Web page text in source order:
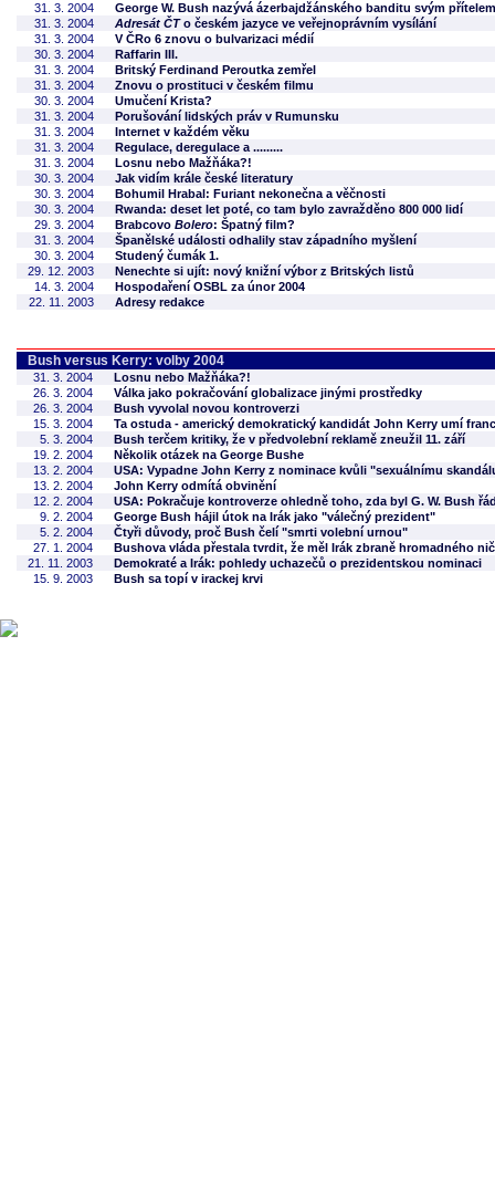
31. 3. 2004
George W. Bush nazývá ázerbajdžánského banditu svým přítelem
31. 3. 2004
Adresát ČTo českém jazyce ve veřejnoprávním vysílání
31. 3. 2004
V ČRo 6 znovu o bulvarizaci médií
30. 3. 2004
Raffarin III.
31. 3. 2004
Britský Ferdinand Peroutka zemřel
31. 3. 2004
Znovu o prostituci v českém filmu
30. 3. 2004
Umučení Krista?
31. 3. 2004
Porušování lidských práv v Rumunsku
31. 3. 2004
Internet v každém věku
31. 3. 2004
Regulace, deregulace a .........
31. 3. 2004
Losnu nebo Mažňáka?!
30. 3. 2004
Jak vidím krále české literatury
30. 3. 2004
Bohumil Hrabal: Furiant nekonečna a věčnosti
30. 3. 2004
Rwanda: deset let poté, co tam bylo zavražděno 800 000 lidí
29. 3. 2004
Brabcovo Bolero: Špatný film?
31. 3. 2004
Španělské události odhalily stav západního myšlení
30. 3. 2004
Studený čumák 1.
29. 12. 2003
Nenechte si ujít: nový knižní výbor z Britských listů
14. 3. 2004
Hospodaření OSBL za únor 2004
22. 11. 2003
Adresy redakce
Bush versus Kerry: volby 2004
31. 3. 2004
Losnu nebo Mažňáka?!
26. 3. 2004
Válka jako pokračování globalizace jinými prostředky
26. 3. 2004
Bush vyvolal novou kontroverzi
15. 3. 2004
Ta ostuda - americký demokratický kandidát John Kerry umí
5. 3. 2004
Bush terčem kritiky, že v předvolební reklamě zneužil 11. září
19. 2. 2004
Několik otázek na George Bushe
13. 2. 2004
USA: Vypadne John Kerry z nominace kvůli "sexuálnímu
13. 2. 2004
John Kerry odmítá obvinění
12. 2. 2004
USA: Pokračuje kontroverze ohledně toho, zda byl G. W. Bush
9. 2. 2004
George Bush hájil útok na Irák jako "válečný prezident"
5. 2. 2004
Čtyři důvody, proč Bush čelí "smrti volební urnou"
27. 1. 2004
Bushova vláda přestala tvrdit, že měl Irák zbraně hromadného
21. 11. 2003
Demokraté a Irák: pohledy uchazečů o prezidentskou nominaci
15. 9. 2003
Bush sa topí v irackej krvi